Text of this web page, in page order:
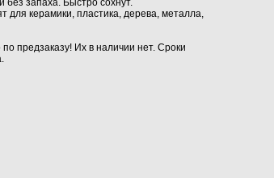
без запаха. Быстро сохнут.
для керамики, пластика, дерева, металла,
предзаказу! Их в наличии нет. Сроки